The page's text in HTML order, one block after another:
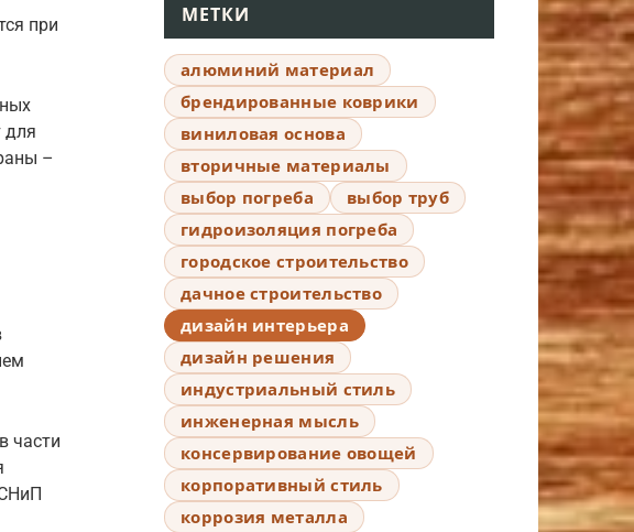
при
для
–
части
МЕТКИ
алюминий материал
брендированные коврики
виниловая основа
вторичные материалы
выбор погреба
выбор труб
гидроизоляция погреба
городское строительство
дачное строительство
дизайн интерьера
дизайн решения
индустриальный стиль
инженерная мысль
консервирование овощей
корпоративный стиль
коррозия металла